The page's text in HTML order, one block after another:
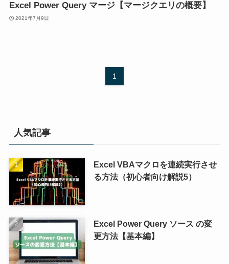
Excel Power Query マージ【マージクエリの概要】
2021年7月9日
1
人気記事
Excel VBAマクロを連続実行させ
る方法（初心者向け解説5）
Excel Power Query ソース の変
更方法【基本編】